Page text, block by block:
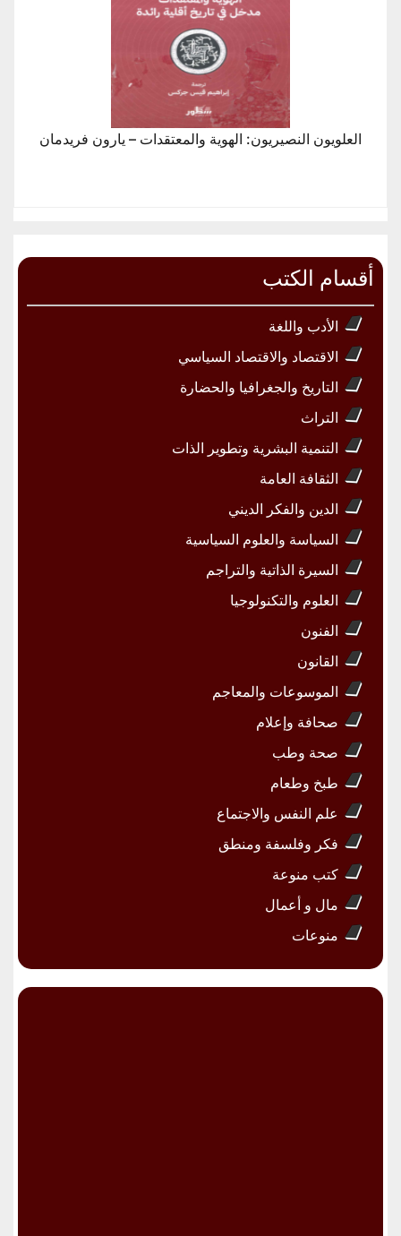
العلويون النصيريون: الهوية والمعتقدات – يارون فريدمان
أقسام الكتب
الأدب واللغة
الاقتصاد والاقتصاد السياسي
التاريخ والجغرافيا والحضارة
التراث
التنمية البشرية وتطوير الذات
الثقافة العامة
الدين والفكر الديني
السياسة والعلوم السياسية
السيرة الذاتية والتراجم
العلوم والتكنولوجيا
الفنون
القانون
الموسوعات والمعاجم
صحافة وإعلام
صحة وطب
طبخ وطعام
علم النفس والاجتماع
فكر وفلسفة ومنطق
كتب منوعة
مال و أعمال
منوعات